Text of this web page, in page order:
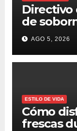
Directivo
de
AGO 5, 2026
ESTILO DE VIDA
Cómo
frescas